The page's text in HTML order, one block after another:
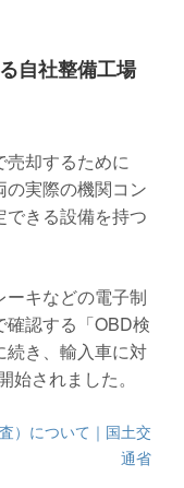
自社整備工場
却するために
実際の機関コン
きる設備を持つ
キなどの電子制
認する「OBD検
続き、輸入車に対
されました。
）について｜国土交
通省